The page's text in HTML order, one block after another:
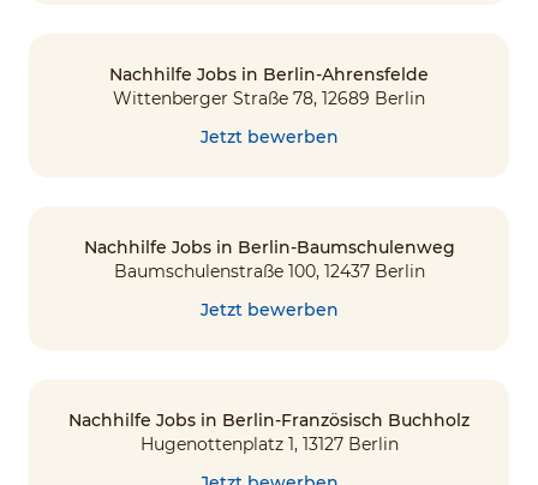
Nachhilfe Jobs in Berlin-Ahrensfelde
Wittenberger Straße 78, 12689 Berlin
Jetzt bewerben
Nachhilfe Jobs in Berlin-Baumschulenweg
Baumschulenstraße 100, 12437 Berlin
Jetzt bewerben
Nachhilfe Jobs in Berlin-Französisch Buchholz
Hugenottenplatz 1, 13127 Berlin